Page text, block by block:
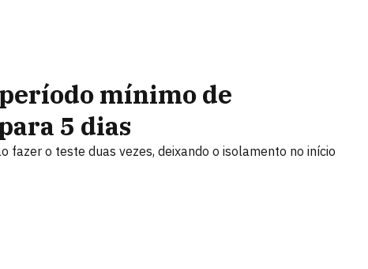
mínimo de
5 dias
fazer o teste duas vezes, deixando o isolamento no início